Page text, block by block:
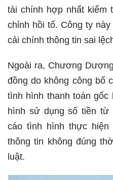
tài chính hợp nhất kiểm
chỉnh hồi tố. Công ty
cải chính thông tin sai
Ngoài ra, Chương
đồng do không công bố
tình hình thanh toán gốc
hình sử dụng số tiền từ
cáo tình hình thực
thông tin không đúng
luật.